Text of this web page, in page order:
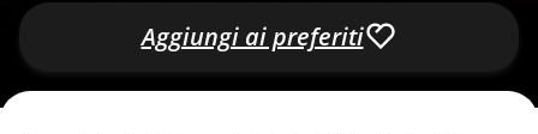
Aggiungi ai preferiti